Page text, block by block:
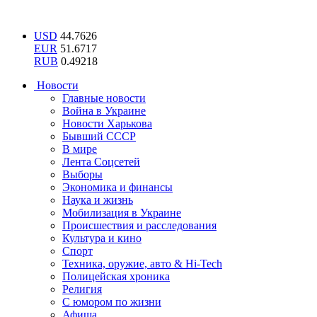
USD 44.7626
EUR 51.6717
RUB 0.49218
Новости
Главные новости
Война в Украине
Новости Харькова
Бывший СССР
В мире
Лента Соцсетей
Выборы
Экономика и финансы
Наука и жизнь
Мобилизация в Украине
Происшествия и расследования
Культура и кино
Спорт
Техника, оружие, авто & Hi-Tech
Полицейская хроника
Религия
С юмором по жизни
Афиша